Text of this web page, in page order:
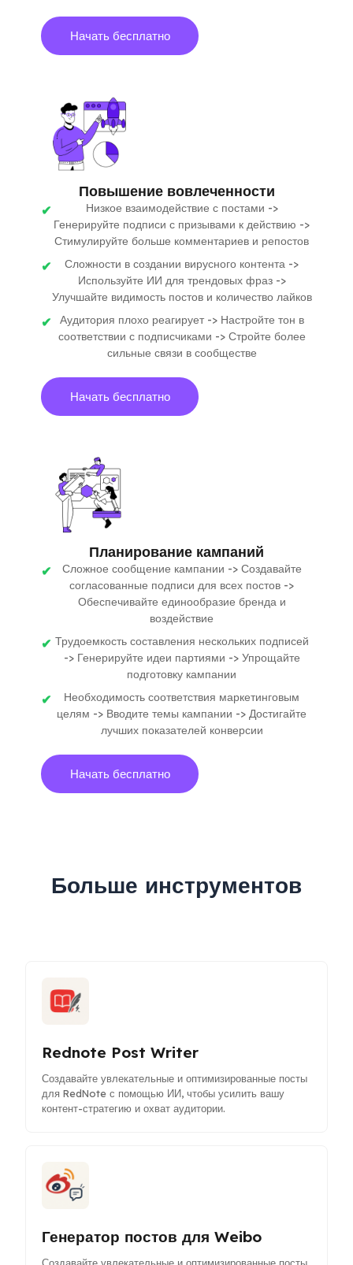
Начать бесплатно
Повышение вовлеченности
Низкое взаимодействие с постами ->
Генерируйте подписи с призывами к действию ->
Стимулируйте больше комментариев и репостов
Сложности в создании вирусного контента ->
Используйте ИИ для трендовых фраз ->
Улучшайте видимость постов и количество лайков
Аудитория плохо реагирует -> Настройте тон в
соответствии с подписчиками -> Стройте более
сильные связи в сообществе
Начать бесплатно
Планирование кампаний
Сложное сообщение кампании -> Создавайте
согласованные подписи для всех постов ->
Обеспечивайте единообразие бренда и
воздействие
Трудоемкость составления нескольких подписей
-> Генерируйте идеи партиями -> Упрощайте
подготовку кампании
Необходимость соответствия маркетинговым
целям -> Вводите темы кампании -> Достигайте
лучших показателей конверсии
Начать бесплатно
Больше инструментов
Rednote Post Writer
Создавайте увлекательные и оптимизированные посты
для RedNote с помощью ИИ, чтобы усилить вашу
контент-стратегию и охват аудитории.
Генератор постов для Weibo